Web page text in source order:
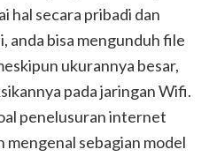
hal secara pribadi dan
anda bisa mengunduh file
ukurannya besar,
pada jaringan Wifi.
penelusuran internet
sebagian model